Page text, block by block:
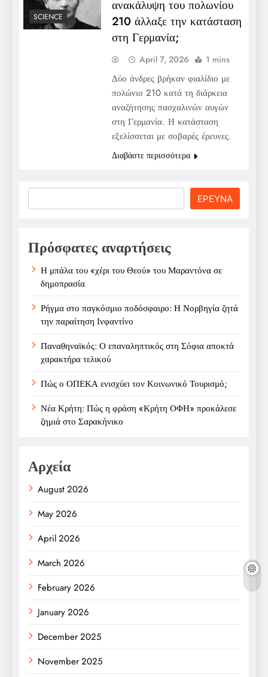
SCIENCE
ανακάλυψη του πολωνίου
210 άλλαξε την κατάσταση
στη Γερμανία;
April 7, 2026 1 mins
Δύο άνδρες βρήκαν φιαλίδιο με
πολώνιο 210 κατά τη διάρκεια
αναζήτησης πασχαλινών αυγών
στη Γερμανία. Η κατάσταση
εξελίσσεται με σοβαρές έρευνες.
Διαβάστε περισσότερα
ΕΡΕΥΝΑ
Πρόσφατες αναρτήσεις
Η μπάλα του «χέρι του Θεού» του Μαραντόνα σε
δημοπρασία
Ρήγμα στο παγκόσμιο ποδόσφαιρο: Η Νορβηγία ζητά
την παραίτηση Ινφαντίνο
Παναθηναϊκός: Ο επαναληπτικός στη Σόφια αποκτά
χαρακτήρα τελικού
Πώς ο ΟΠΕΚΑ ενισχύει τον Κοινωνικό Τουρισμό;
Νέα Κρήτη: Πώς η φράση «Κρήτη ΟΦΗ» προκάλεσε
ζημιά στο Σαρακήνικο
Αρχεία
August 2026
May 2026
April 2026
March 2026
February 2026
January 2026
December 2025
November 2025